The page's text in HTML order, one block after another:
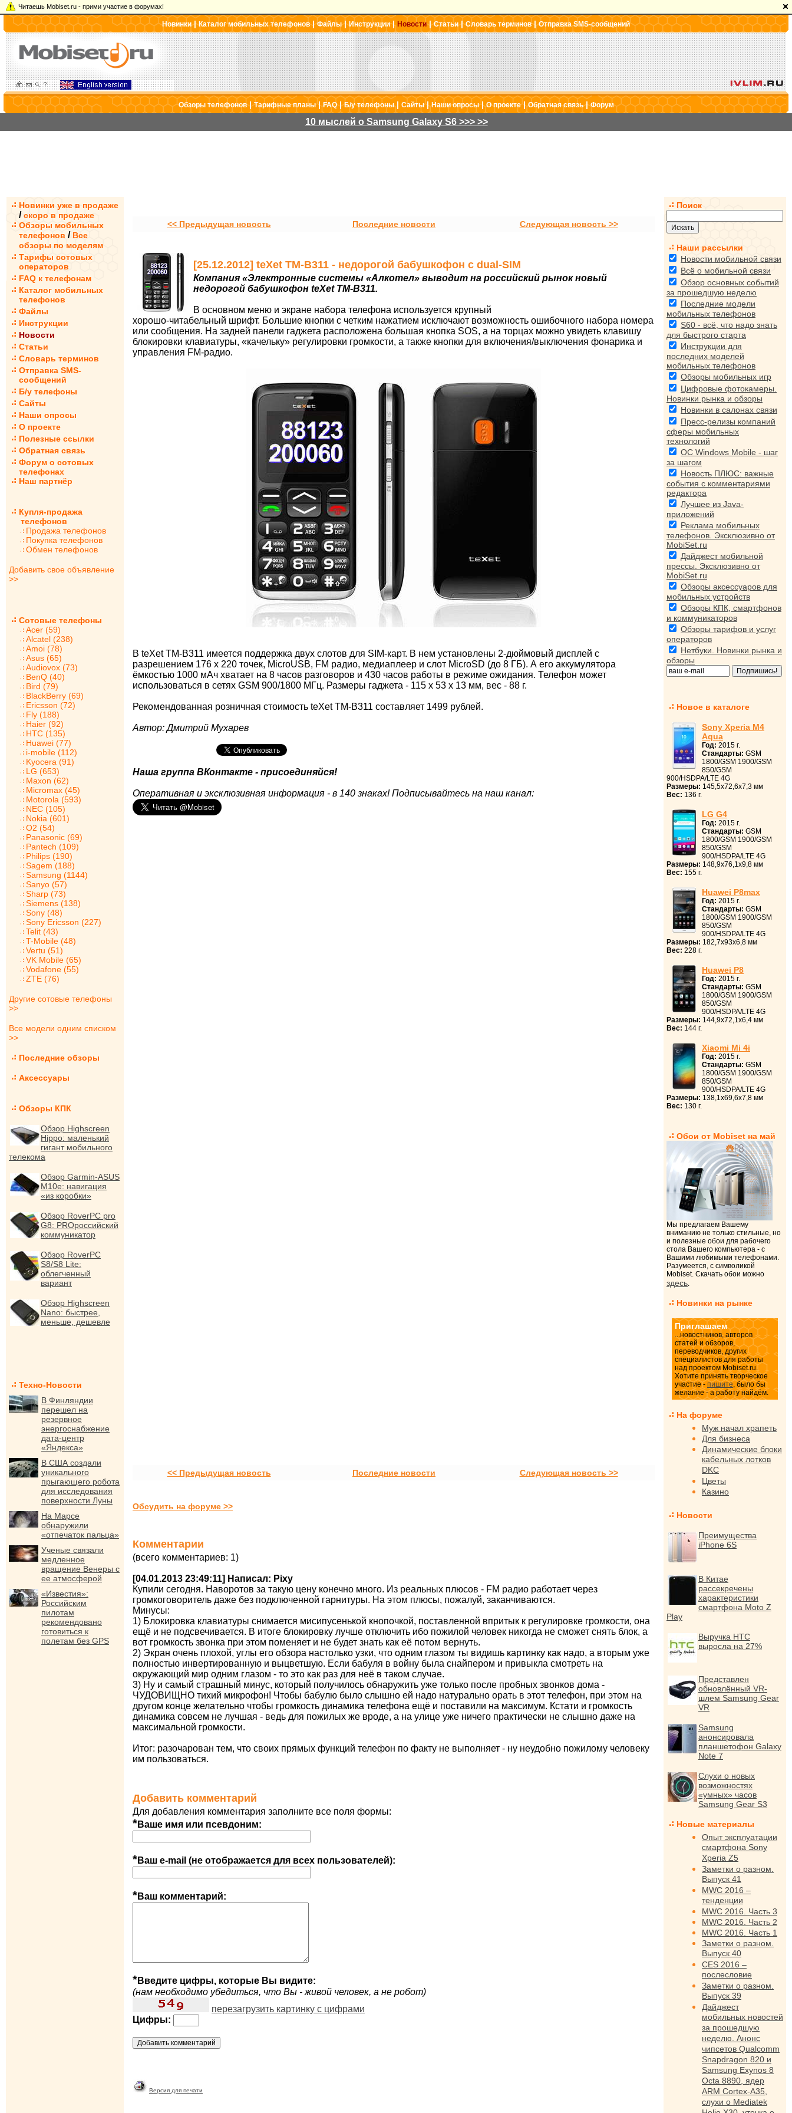
Читаешь Mobiset.ru - прими участие в форумах!
Новинки|Каталог мобильных телефонов|Файлы|Инструкции| Новости|Статьи|Словарь терминов|Отправка SMS-сообщений
Обзоры телефонов|Тарифные планы|FAQ|Б/у телефоны| Сайты|Наши опросы|О проекте|Обратная связь|Форум
10 мыслей о Samsung Galaxy S6 >>> >>
Новинки уже в продаже
/ скоро в продаже
Обзоры мобильных
телефонов / Все
обзоры по моделям
Тарифы сотовых
операторов
FAQ к телефонам
Каталог мобильных
телефонов
Файлы
Инструкции
Новости
Статьи
Словарь терминов
Отправка SMS-
сообщений
Б/у телефоны
Сайты
Наши опросы
О проекте
Полезные ссылки
Обратная связь
Форум о сотовых
телефонах
Наш партнёр
Купля-продажа
телефонов
Продажа телефонов
Покупка телефонов
Обмен телефонов
Добавить свое объявление
>>
Сотовые телефоны
Acer (59)
Alcatel (238)
Amoi (78)
Asus (65)
Audiovox (73)
BenQ (40)
Bird (79)
BlackBerry (69)
Ericsson (72)
Fly (188)
Haier (92)
HTC (135)
Huawei (77)
i-mobile (112)
Kyocera (91)
LG (653)
Maxon (62)
Micromax (45)
Motorola (593)
NEC (105)
Nokia (601)
O2 (54)
Panasonic (69)
Pantech (109)
Philips (190)
Sagem (188)
Samsung (1144)
Sanyo (57)
Sharp (73)
Siemens (138)
Sony (48)
Sony Ericsson (227)
Telit (43)
T-Mobile (48)
Vertu (51)
VK Mobile (65)
Vodafone (55)
ZTE (76)
Другие сотовые телефоны
>>
Все модели одним списком
>>
Последние обзоры
Аксессуары
Обзоры КПК
Обзор Highscreen
Hippo: маленький
гигант мобильного
телекома
Обзор Garmin-ASUS
M10e: навигация
«из коробки»
Обзор RoverPC pro
G8: PROроссийский
коммуникатор
Обзор RoverPC
S8/S8 Lite:
облегченный
вариант
Обзор Highscreen
Nano: быстрее,
меньше, дешевле
Техно-Новости
В Финляндии
перешел на
резервное
энергоснабжение
дата-центр
«Яндекса»
В США создали
уникального
прыгающего робота
для исследования
поверхности Луны
На Марсе
обнаружили
«отпечаток пальца»
Ученые связали
медленное
вращение Венеры с
ее атмосферой
«Известия»:
Российским
пилотам
рекомендовано
готовиться к
полетам без GPS
<< Предыдущая новость Последние новости Следующая новость >>
[25.12.2012] teXet TM-B311 - недорогой бабушкофон с dual-SIM
Компания «Электронные системы «Алкотел» выводит на российский рынок новый
недорогой бабушкофон teXet TM-B311.
В основном меню и экране набора телефона используется крупный
хорошо-читабельный шрифт. Большие кнопки с четким нажатием исключают возможность ошибочного набора номера
или сообщения. На задней панели гаджета расположена большая кнопка SOS, а на торцах можно увидеть клавишу
блокировки клавиатуры, «качельку» регулировки громкости, а также кнопки для включения/выключения фонарика и
управления FM-радио.
В teXet TM-B311 имеется поддержка двух слотов для SIM-карт. В нем установлены 2-дюймовый дисплей с
разрешением 176 x 220 точек, MicroUSB, FM радио, медиаплеер и слот MicroSD (до 8 ГБ). А его аккумулятора
ёмкостью 1000 мАч хватает на 8 часов разговоров и 430 часов работы в режиме ожидания. Телефон может
использоваться в сетях GSM 900/1800 МГц. Размеры гаджета - 115 x 53 x 13 мм, вес - 88 г.
Рекомендованная розничная стоимость teXet TM-B311 составляет 1499 рублей.
Автор: Дмитрий Мухарев
Наша группа ВКонтакте - присоединяйся!
Оперативная и эксклюзивная информация - в 140 знаках! Подписывайтесь на наш канал:
<< Предыдущая новость Последние новости Следующая новость >>
Обсудить на форуме >>
Комментарии
(всего комментариев: 1)
[04.01.2013 23:49:11] Написал: Pixy
Купили сегодня. Наворотов за такую цену конечно много. Из реальных плюсов - FM радио работает через
громкоговоритель даже без подключенной гарнитуры. На этом плюсы, пожалуй, заканчиваются.
Минусы:
1) Блокировка клавиатуры снимается мисипусенькой кнопочкой, поставленной впритык к регулировке громкости, она
ещё и не подсвечивается. В итоге блокировку лучше отключить ибо пожилой человек никогда не сможет снять блок, а
вот громкость звонка при этом поменяет и не будет знать как её потом вернуть.
2) Экран очень плохой, углы его обзора настолько узки, что одним глазом ты видишь картинку как надо, а вторым уже
полностью инвертированную и выцветшую. Если бабуля в войну была снайпером и привыкла смотреть на
окружающий мир одним глазом - то это как раз для неё в таком случае.
3) Ну и самый страшный минус, который получилось обнаружить уже только после пробных звонков дома -
ЧУДОВИЩНО тихий микрофон! Чтобы бабулю было слышно ей надо натурально орать в этот телефон, при этом на
другом конце желательно чтобы громкость динамика телефона ещё и поставили на максимум. Кстати и громкость
динамика совсем не лучшая - ведь для пожилых же вроде, а на улице уже ничего практически не слышно даже на
максимальной громкости.
Итог: разочарован тем, что своих прямых функций телефон по факту не выполняет - ну неудобно пожилому человеку
им пользоваться.
Добавить комментарий
Для добавления комментария заполните все поля формы:
*Ваше имя или псевдоним:
*Ваш e-mail (не отображается для всех пользователей):
*Ваш комментарий:
*Введите цифры, которые Вы видите:
(нам необходимо убедиться, что Вы - живой человек, а не робот)
перезагрузить картинку с цифрами
Цифры:
Версия для печати
Поиск
Наши рассылки
Новости мобильной связи
Всё о мобильной связи
Обзор основных событий
за прошедшую неделю
Последние модели
мобильных телефонов
S60 - всё, что надо знать
для быстрого старта
Инструкции для
последних моделей
мобильных телефонов
Обзоры мобильных игр
Цифровые фотокамеры.
Новинки рынка и обзоры
Новинки в салонах связи
Пресс-релизы компаний
сферы мобильных
технологий
ОС Windows Mobile - шаг
за шагом
Новость ПЛЮС: важные
события с комментариями
редактора
Лучшее из Java-
приложений
Реклама мобильных
телефонов. Эксклюзивно от
MobiSet.ru
Дайджест мобильной
прессы. Эксклюзивно от
MobiSet.ru
Обзоры аксессуаров для
мобильных устройств
Обзоры КПК, смартфонов
и коммуникаторов
Обзоры тарифов и услуг
операторов
Нетбуки. Новинки рынка и
обзоры
Новое в каталоге
Sony Xperia M4
Aqua
Год: 2015 г.
Стандарты: GSM
1800/GSM 1900/GSM
850/GSM
900/HSDPA/LTE 4G
Размеры: 145,5x72,6x7,3 мм
Вес: 136 г.
LG G4
Год: 2015 г.
Стандарты: GSM
1800/GSM 1900/GSM
850/GSM
900/HSDPA/LTE 4G
Размеры: 148,9x76,1x9,8 мм
Вес: 155 г.
Huawei P8max
Год: 2015 г.
Стандарты: GSM
1800/GSM 1900/GSM
850/GSM
900/HSDPA/LTE 4G
Размеры: 182,7x93x6,8 мм
Вес: 228 г.
Huawei P8
Год: 2015 г.
Стандарты: GSM
1800/GSM 1900/GSM
850/GSM
900/HSDPA/LTE 4G
Размеры: 144,9x72,1x6,4 мм
Вес: 144 г.
Xiaomi Mi 4i
Год: 2015 г.
Стандарты: GSM
1800/GSM 1900/GSM
850/GSM
900/HSDPA/LTE 4G
Размеры: 138,1x69,6x7,8 мм
Вес: 130 г.
Обои от Mobiset на май
Мы предлагаем Вашему
вниманию не только стильные, но
и полезные обои для рабочего
стола Вашего компьютера - с
Вашими любимыми телефонами.
Разумеется, с символикой
Mobiset. Скачать обои можно
здесь.
Новинки на рынке
Приглашаем
...новостников, авторов
статей и обзоров,
переводчиков, других
специалистов для работы
над проектом Mobiset.ru.
Хотите принять творческое
участие - пишите, было бы
желание - а работу найдём.
На форуме
Муж начал храпеть
Для бизнеса
Динамические блоки
кабельных лотков
DKC
Цветы
Казино
Новости
Преимущества
iPhone 6S
В Китае
рассекречены
характеристики
смартфона Moto Z
Play
Выручка HTC
выросла на 27%
Представлен
обновлённый VR-
шлем Samsung Gear
VR
Samsung
анонсировала
планшетофон Galaxy
Note 7
Слухи о новых
возможностях
«умных» часов
Samsung Gear S3
Новые материалы
Опыт эксплуатации
смартфона Sony
Xperia Z5
Заметки о разном.
Выпуск 41
MWC 2016 –
тенденции
MWC 2016. Часть 3
MWC 2016. Часть 2
MWC 2016. Часть 1
Заметки о разном.
Выпуск 40
CES 2016 –
послесловие
Заметки о разном.
Выпуск 39
Дайджест
мобильных новостей
за прошедшую
неделю. Анонс
чипсетов Qualcomm
Snapdragon 820 и
Samsung Exynos 8
Octa 8890, ядер
ARM Cortex-A35,
слухи о Mediatek